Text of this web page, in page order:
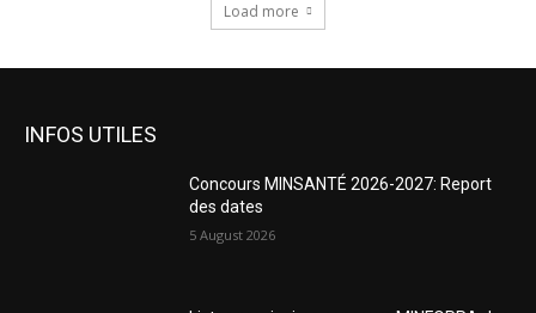
Load more
INFOS UTILES
Concours MINSANTÉ 2026-2027: Report
des dates
5 August 2026